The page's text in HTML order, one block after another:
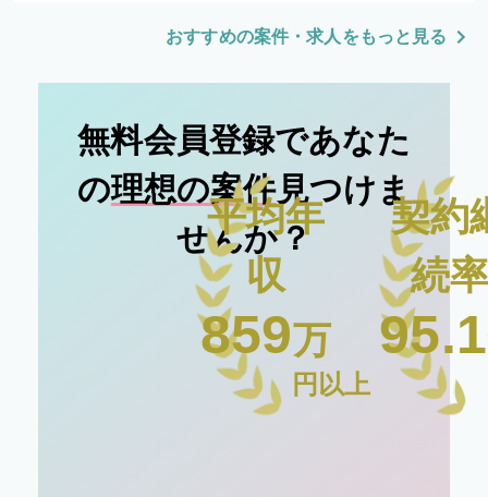
おすすめの案件・求人をもっと見る
無料会員登録であなた
の理想の案件見つけま
せんか？
平均年
収
859万
円以上
契約
続
95.1